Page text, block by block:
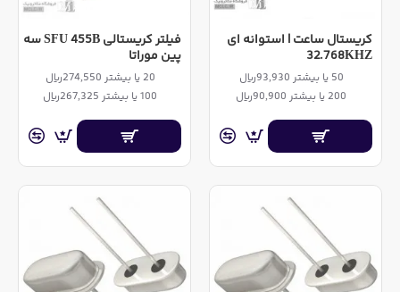
کریستال ساعت | استوانه ای
32.768KHZ
50 یا بیشتر 93,930ریال
200 یا بیشتر 90,900ریال
فیلتر کریستالی SFU 455B سه
پین موراتا
20 یا بیشتر 274,550ریال
100 یا بیشتر 267,325ریال